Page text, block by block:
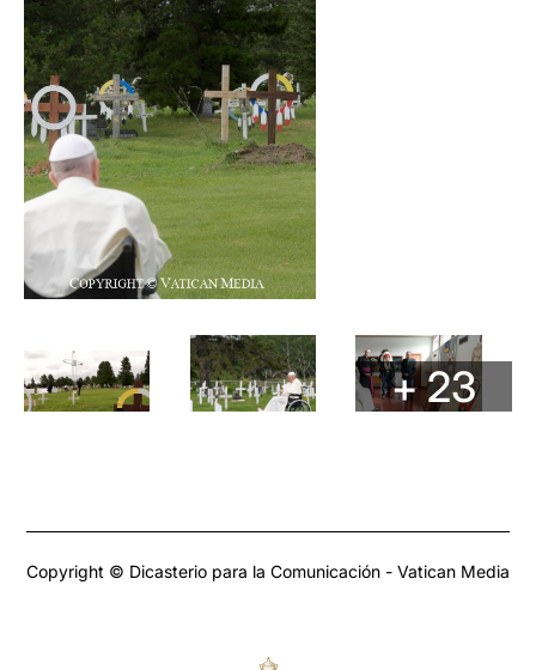
+ 23
Copyright © Dicasterio para la Comunicación - Vatican Media